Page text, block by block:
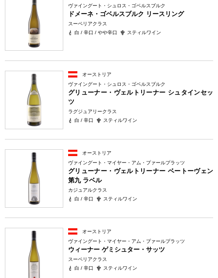
ヴァイングート・シュロス・ゴベルスブルク
ドメーネ・ゴベルスブルク リースリング
スーペリアクラス
白 / 辛口 / やや辛口
スティルワイン
オーストリア
ヴァイングート・シュロス・ゴベルスブルク
グリューナー・ヴェルトリーナー シュタインセッ
ツ
ラグジュアリークラス
白 / 辛口
スティルワイン
オーストリア
ヴァイングート・マイヤー・アム・プァールプラッツ
グリューナー・ヴェルトリーナー ベートーヴェン
第九 ラベル
カジュアルクラス
白 / 辛口
スティルワイン
オーストリア
ヴァイングート・マイヤー・アム・プァールプラッツ
ウィーナー ゲミシュター・サッツ
スーペリアクラス
白 / 辛口
スティルワイン